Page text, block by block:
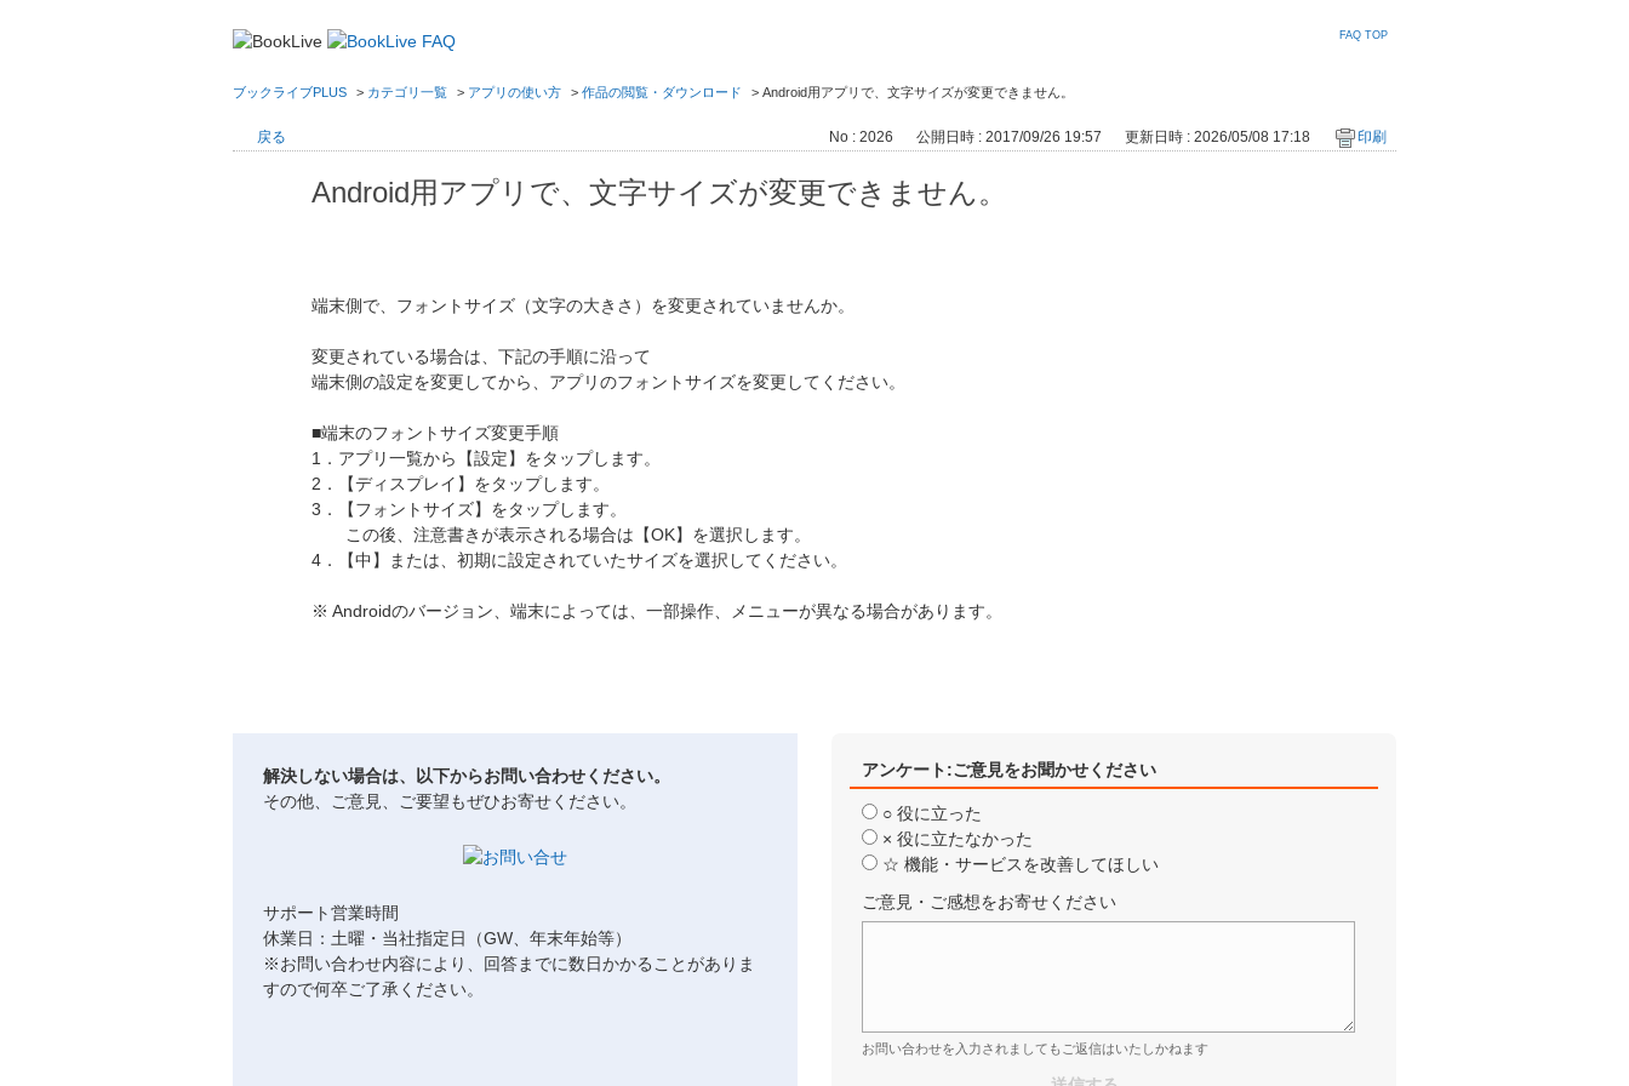
FAQ TOP
ブックライブPLUS > カテゴリ一覧 > アプリの使い方 > 作品の閲覧・ダウンロード > Android用アプリで、文字サイズが変更できません。
戻る No : 2026 公開日時 : 2017/09/26 19:57 更新日時 : 2026/05/08 17:18 印刷
Android用アプリで、文字サイズが変更できません。
端末側で、フォントサイズ（文字の大きさ）を変更されていませんか。
変更されている場合は、下記の手順に沿って
端末側の設定を変更してから、アプリのフォントサイズを変更してください。
■端末のフォントサイズ変更手順
1．アプリ一覧から【設定】をタップします。
2．【ディスプレイ】をタップします。
3．【フォントサイズ】をタップします。
この後、注意書きが表示される場合は【OK】を選択します。
4．【中】または、初期に設定されていたサイズを選択してください。
※ Androidのバージョン、端末によっては、一部操作、メニューが異なる場合があります。
解決しない場合は、以下からお問い合わせください。
その他、ご意見、ご要望もぜひお寄せください。
サポート営業時間
休業日：土曜・当社指定日（GW、年末年始等）
※お問い合わせ内容により、回答までに数日かかることがありま
すので何卒ご了承ください。
アンケート:ご意見をお聞かせください
○ 役に立った
× 役に立たなかった
☆ 機能・サービスを改善してほしい
ご意見・ご感想をお寄せください
お問い合わせを入力されましてもご返信はいたしかねます